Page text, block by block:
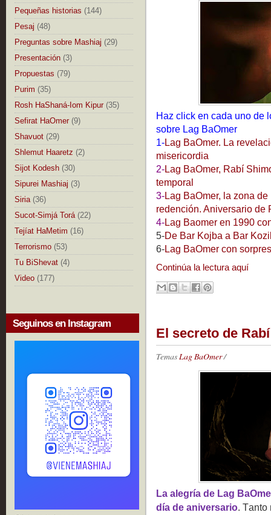
Pequeñas historias (144)
Pesaj (48)
Preguntas sobre Mashiaj (29)
Presentación (3)
Propuestas (79)
Purim (35)
Rosh HaShaná-Iom Kipur (35)
Sefirat HaOmer (9)
Shavuot (29)
Shlemut Haaretz (2)
Sijot Kodesh (30)
Sipurei Mashiaj (3)
Siria (36)
Sucot-Simjá Torá (22)
Tejíat HaMetim (16)
Terrorismo (53)
Tu BiShevat (4)
Video (177)
Seguinos en Instagram
Haz click en cada uno de
sobre Lag BaOmer
1-Lag BaOmer. La
misericordia
2-Lag BaOmer, Rabí
temporal
3-Lag BaOmer, la zona
redención. Aniversario de
4-Lag Baomer en 1990
5-De Bar Kojba a Bar
6-Lag BaOmer con
Continúa la lectura aquí
El secreto de
Temas Lag BaOmer/
La alegría de Lag
día de aniversario .